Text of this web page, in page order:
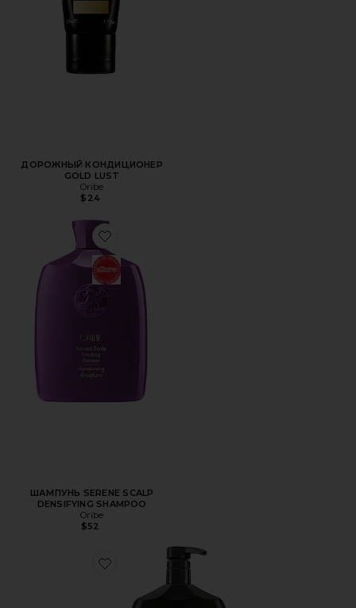
ДОРОЖНЫЙ КОНДИЦИОНЕР
GOLD LUST
Oribe
$24
Favorite ШАМПУНЬ SERENE SCALP DENSIFYING
ШАМПУНЬ SERENE SCALP
DENSIFYING SHAMPOO
Oribe
$52
Favorite КОНДИЦИОНЕР ДЛЯ ВОЛОС GOLD LUST REPAIR